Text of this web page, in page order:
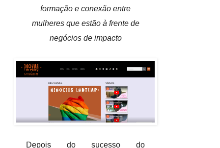
formação e conexão entre
mulheres que estão à frente de
negócios de impacto
Depois do sucesso do